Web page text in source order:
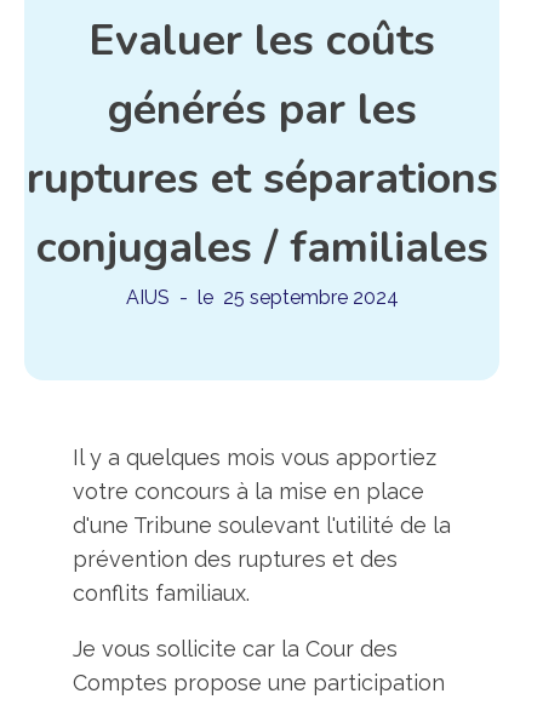
Evaluer les coûts
générés par les
ruptures et séparations
conjugales / familiales
AIUS - le 25 septembre 2024
Il y a quelques mois vous apportiez
votre concours à la mise en place
d'une Tribune soulevant l'utilité de la
prévention des ruptures et des
conflits familiaux.
Je vous sollicite car la Cour des
Comptes propose une participation